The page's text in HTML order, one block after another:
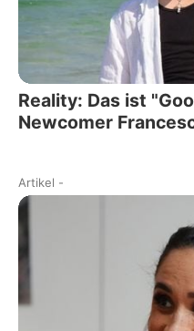
Reality: Das ist
Newcomer
Artikel -